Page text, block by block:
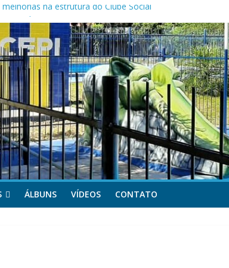
melhorias na estrutura do Clube Social
da APOCEPI
a primeira vitória no Campeonato 50tão!
ÁLBUNS VÍDEOS CONTATO